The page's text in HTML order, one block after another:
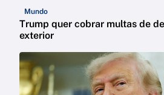
Mundo
Trump quer cobrar multas de
exterior